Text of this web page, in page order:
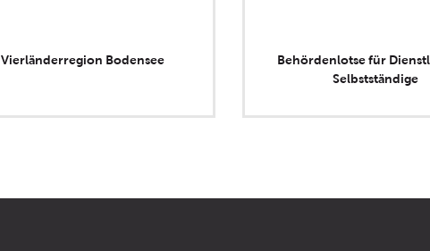
Vierländerregion Bodensee
Behördenlotse für
Selbstständige